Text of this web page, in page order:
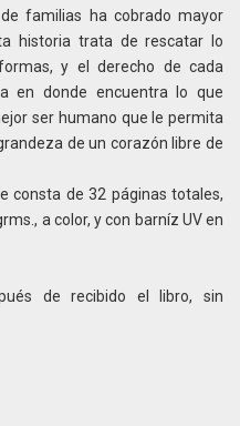
familias ha cobrado mayor
historia trata de rescatar lo
y el derecho de cada
en donde encuentra lo que
ser humano que le permita
de un corazón libre de
consta de 32 páginas totales,
a color, y con barníz UV en
de recibido el libro, sin